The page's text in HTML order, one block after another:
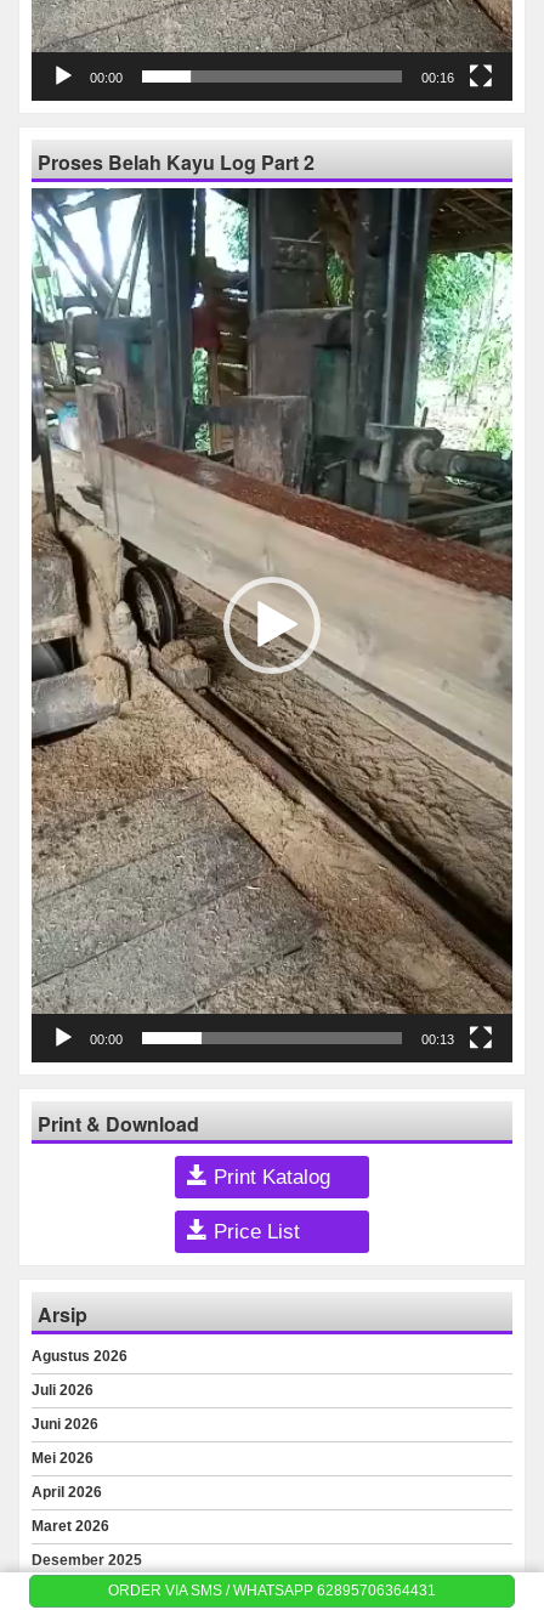
00:00 00:16
Proses Belah Kayu Log Part 2
Pemutar
Video
00:00 00:13
Print & Download
Print Katalog
Price List
Arsip
Agustus 2026
Juli 2026
Juni 2026
Mei 2026
April 2026
Maret 2026
Desember 2025
Oktober 2025ORDER VIA SMS / WHATSAPP 62895706364431